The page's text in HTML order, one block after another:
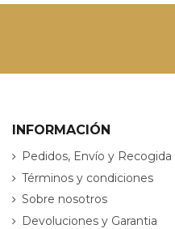
INFORMACIÓN
Pedidos, Envío y Recogida
Términos y condiciones
Sobre nosotros
Devoluciones y Garantia